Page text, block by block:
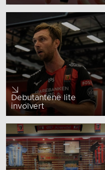
Debutantene lite
involvert